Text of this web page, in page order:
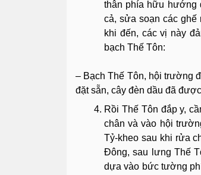
thân phía hữu hướng
cả, sửa soạn các ghế
khi đến, các vị này
bạch Thế Tôn:
– Bạch Thế Tôn, hội trường
đặt sẵn, cây đèn dầu đã
Rồi Thế Tôn đắp y,
chân và vào hội
Tỷ-kheo sau khi rửa
Ðông, sau lưng Thế
dựa vào bức tường